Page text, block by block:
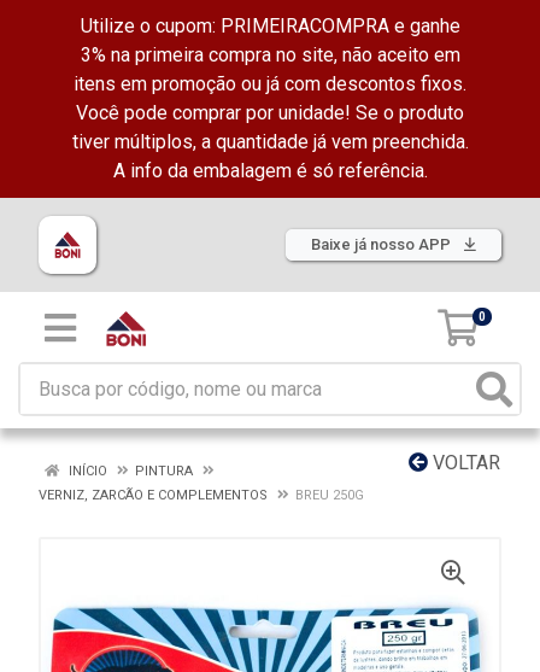
Utilize o cupom: PRIMEIRACOMPRA e ganhe
3% na primeira compra no site, não aceito em
itens em promoção ou já com descontos fixos.
Você pode comprar por unidade! Se o produto
tiver múltiplos, a quantidade já vem preenchida.
A info da embalagem é só referência.
Baixe já nosso APP
0
VOLTAR
INÍCIO
PINTURA
VERNIZ, ZARCÃO E COMPLEMENTOS
BREU 250G